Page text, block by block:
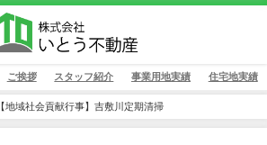
ご挨拶 スタッフ紹介 事業用地実績 住宅地実績
【地域社会貢献行事】吉敷川定期清掃